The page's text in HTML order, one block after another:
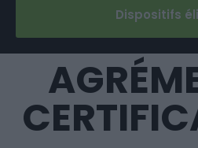
Dispositifs